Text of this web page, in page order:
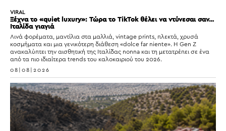
VIRAL
Ξέχνα το «quiet luxury»: Τώρα το TikTok θέλει να ντύνεσαι σαν…
Ιταλίδα γιαγιά
Λινά φορέματα, μαντίλια στα μαλλιά, vintage prints, πλεκτά, χρυσά
κοσμήματα και μια γενικότερη διάθεση «dolce far niente». Η Gen Z
ανακαλύπτει την αισθητική της Ιταλίδας nonna και τη μετατρέπει σε ένα
από τα πιο ιδιαίτερα trends του καλοκαιριού του 2026.
08|08|2026